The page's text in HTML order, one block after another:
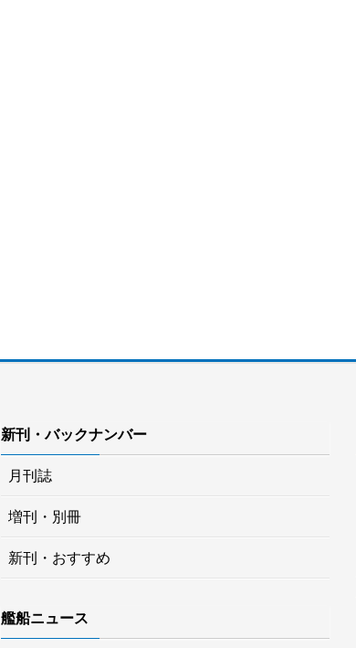
新刊・バックナンバー
月刊誌
増刊・別冊
新刊・おすすめ
艦船ニュース